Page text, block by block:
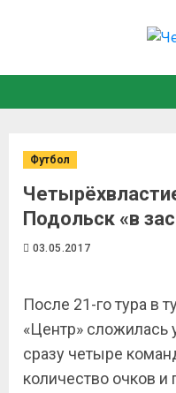
Футбол
Подольск «в
03.05.2017
После 21-го тура в
«Центр» сложилась
сразу четыре
количество очков